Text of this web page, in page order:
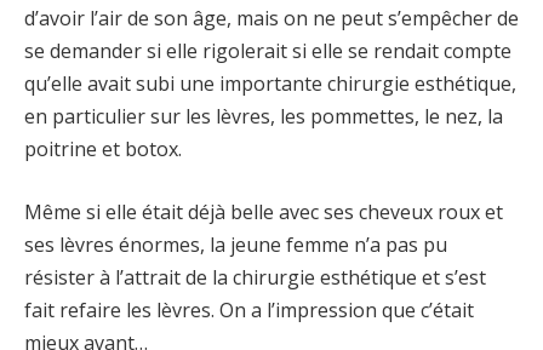
d’avoir l’air de son âge, mais on ne peut s’empêcher de
se demander si elle rigolerait si elle se rendait compte
qu’elle avait subi une importante chirurgie esthétique,
en particulier sur les lèvres, les pommettes, le nez, la
poitrine et botox.
Même si elle était déjà belle avec ses cheveux roux et
ses lèvres énormes, la jeune femme n’a pas pu
résister à l’attrait de la chirurgie esthétique et s’est
fait refaire les lèvres. On a l’impression que c’était
mieux avant…